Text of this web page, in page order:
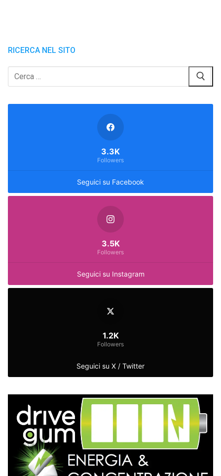
RICERCA NEL SITO
Cerca:
Seguici su Facebook
3.3K
Followers
Seguici su Instagram
3.5K
Followers
Seguici su X / Twitter
1.2K
Followers